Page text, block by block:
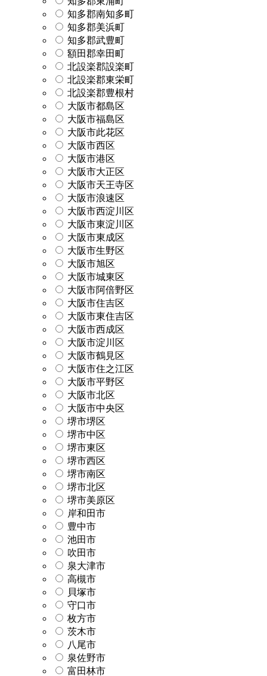
知多郡南知多町
知多郡美浜町
知多郡武豊町
額田郡幸田町
北設楽郡設楽町
北設楽郡東栄町
北設楽郡豊根村
大阪市都島区
大阪市福島区
大阪市此花区
大阪市西区
大阪市港区
大阪市大正区
大阪市天王寺区
大阪市浪速区
大阪市西淀川区
大阪市東淀川区
大阪市東成区
大阪市生野区
大阪市旭区
大阪市城東区
大阪市阿倍野区
大阪市住吉区
大阪市東住吉区
大阪市西成区
大阪市淀川区
大阪市鶴見区
大阪市住之江区
大阪市平野区
大阪市北区
大阪市中央区
堺市堺区
堺市中区
堺市東区
堺市西区
堺市南区
堺市北区
堺市美原区
岸和田市
豊中市
池田市
吹田市
泉大津市
高槻市
貝塚市
守口市
枚方市
茨木市
八尾市
泉佐野市
富田林市